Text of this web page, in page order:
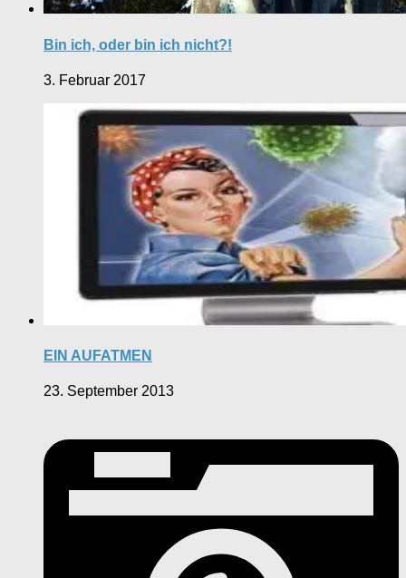
Bin ich, oder bin ich nicht?!
3. Februar 2017
EIN AUFATMEN
23. September 2013